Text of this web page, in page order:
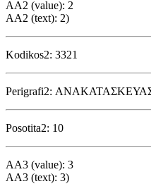
AA2 (value): 2
AA2 (text): 2)
Kodikos2: 3321
Perigrafi2:
Posotita2: 10
AA3 (value): 3
AA3 (text): 3)